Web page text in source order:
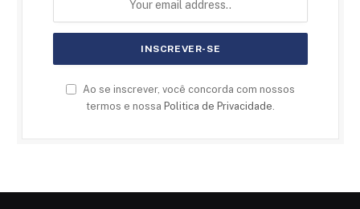
Ao se inscrever, você concorda com nossos
termos e nossa Politica de Privacidade.